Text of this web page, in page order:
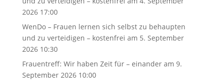
2026 17:00
WenDo – Frauen lernen sich selbst zu behaupten
und zu verteidigen – kostenfrei am 5. September
2026 10:30
Frauentreff: Wir haben Zeit für – einanderam 9.
September 2026 10:00